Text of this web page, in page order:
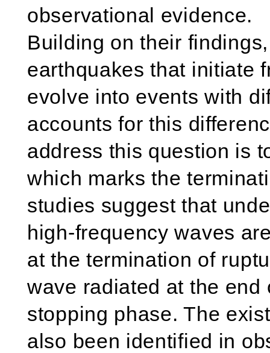
observational evidence.
Building on their
earthquakes that initiate
evolve into events with
accounts for this
address this question is
which marks the
studies suggest that
high-frequency waves
at the termination of
wave radiated at the
stopping phase. The
also been identified in